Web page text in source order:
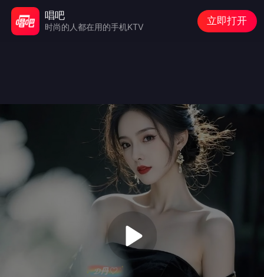
唱吧
时尚的人都在用的手机KTV
立即打开